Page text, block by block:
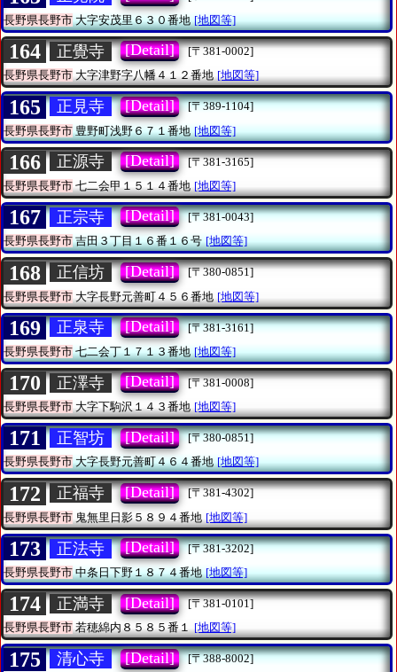
長野県長野市大字安茂里６３０番地 [地図等]
164 正覺寺 [Detail]
[〒381-0002]
長野県長野市大字津野字八幡４１２番地 [地図等]
165 正見寺 [Detail]
[〒389-1104]
長野県長野市豊野町浅野６７１番地 [地図等]
166 正源寺 [Detail]
[〒381-3165]
長野県長野市 七二会甲１５１４番地 [地図等]
167 正宗寺 [Detail]
[〒381-0043]
長野県長野市吉田３丁目１６番１６号 [地図等]
168 正信坊 [Detail]
[〒380-0851]
長野県長野市 大字長野元善町４５６番地 [地図等]
169 正泉寺 [Detail]
[〒381-3161]
長野県長野市七二会丁１７１３番地 [地図等]
170 正澤寺 [Detail]
[〒381-0008]
長野県長野市大字下駒沢１４３番地 [地図等]
171 正智坊 [Detail]
[〒380-0851]
長野県長野市大字長野元善町４６４番地 [地図等]
172 正福寺 [Detail]
[〒381-4302]
長野県長野市 鬼無里日影５８９４番地 [地図等]
173 正法寺 [Detail]
[〒381-3202]
長野県長野市中条日下野１８７４番地 [地図等]
174 正満寺 [Detail]
[〒381-0101]
長野県長野市若穂綿内８５８５番１ [地図等]
175 清心寺 [Detail]
[〒388-8002]